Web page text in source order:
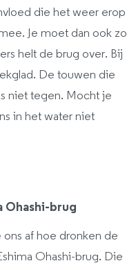
die het weer erop
Je moet dan ook zo
helt de brug over. Bij
De touwen die
niet tegen. Mocht je
in het water niet
Ohashi-brug
af hoe dronken de
Ohashi-brug. Die